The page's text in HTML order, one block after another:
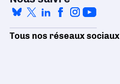
Tous nos réseaux sociaux